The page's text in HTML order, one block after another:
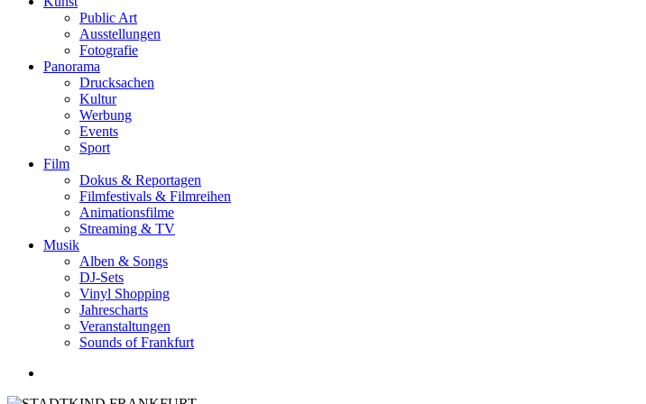
Public Art
Ausstellungen
Fotografie
Panorama
Drucksachen
Kultur
Werbung
Events
Sport
Film
Dokus & Reportagen
Filmfestivals & Filmreihen
Animationsfilme
Streaming & TV
Musik
Alben & Songs
DJ-Sets
Vinyl Shopping
Jahrescharts
Veranstaltungen
Sounds of Frankfurt